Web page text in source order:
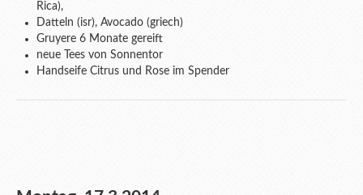
Rica),
Datteln (isr), Avocado (griech)
Gruyere 6 Monate gereift
neue Tees von Sonnentor
Handseife Citrus und Rose im Spender